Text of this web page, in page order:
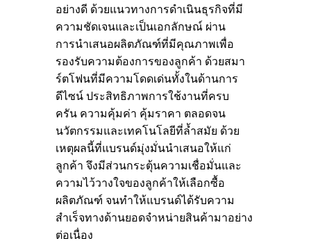
อย่างดี ด้วยแนวทางการดำเนินธุรกิจที่มี
ความชัดเจนและเป็นเอกลักษณ์ ผ่าน
การนำเสนอผลิตภัณฑ์ที่มีคุณภาพเพื่อ
รองรับความต้องการของลูกค้า ด้วยสมา
ร์ตโฟนที่มีความโดดเด่นทั้งในด้านการ
ดีไซน์ ประสิทธิภาพการใช้งานที่ครบ
ครัน ความคุ้มค่า คุ้มราคา ตลอดจน
นวัตกรรมและเทคโนโลยีที่ล้ำสมัย ด้วย
เหตุผลนี้ที่แบรนด์มุ่งมั่นนำเสนอให้แก่
ลูกค้า จึงมีส่วนกระตุ้นความเชื่อมั่นและ
ความไว้วางใจของลูกค้าให้เลือกซื้อ
ผลิตภัณฑ์ จนทำให้แบรนด์ได้รับความ
สำเร็จทางด้านยอดจำหน่ายสินค้ามาอย่าง
ต่อเนื่อง